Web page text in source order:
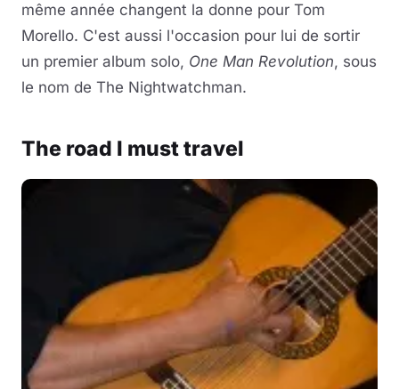
même année changent la donne pour Tom
Morello. C'est aussi l'occasion pour lui de sortir
un premier album solo, One Man Revolution, sous
le nom de The Nightwatchman.
The road I must travel